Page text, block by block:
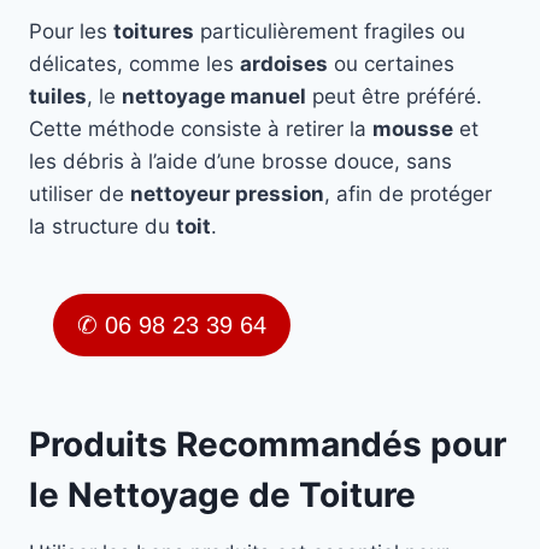
Pour les toitures particulièrement fragiles ou
délicates, comme les ardoises ou certaines
tuiles, le nettoyage manuel peut être préféré.
Cette méthode consiste à retirer la mousse et
les débris à l’aide d’une brosse douce, sans
utiliser de nettoyeur pression, afin de protéger
la structure du toit.
✆ 06 98 23 39 64
Produits Recommandés pour
le Nettoyage de Toiture